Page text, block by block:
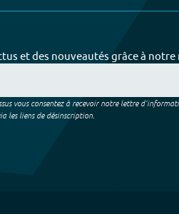
et des nouveautés grâce à
vous consentez à recevoir notre lettre
les liens de désinscription.